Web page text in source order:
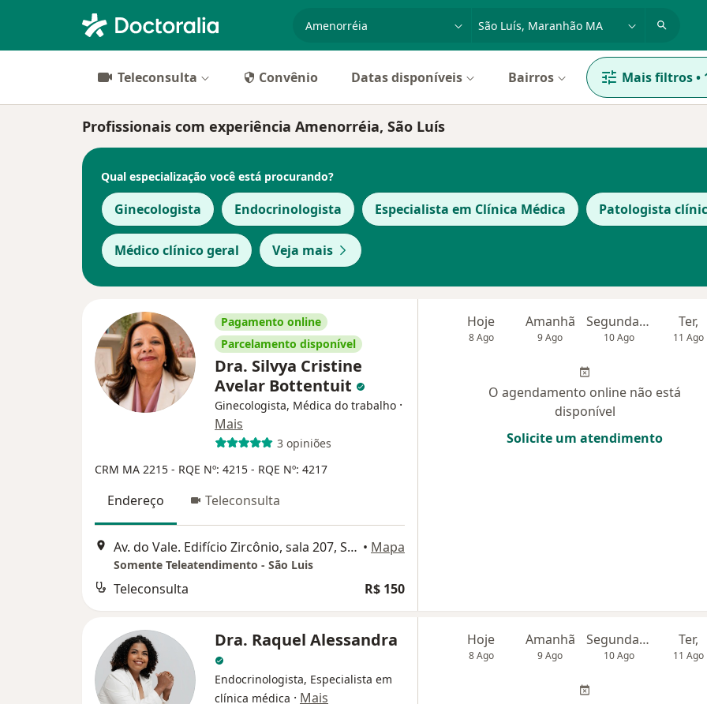
especialidade, doença ou nomecidade ou região
Teleconsulta Convênio Datas disponíveis Bairros Mais filtros•
Profissionais com experiência Amenorréia, São Luís
Qual especialização você está procurando?
Ginecologista Endocrinologista Especialista em Clínica Médica Patologista
Médico clínico geral Veja mais
Pagamento online
Parcelamento disponível
Dra. Silvya Cristine
Avelar Bottentuit
Ginecologista, Médica do trabalho ·
Mais
3 opiniões
CRM MA 2215 - RQE Nº: 4215 - RQE Nº: 4217
Endereço Teleconsulta
Av. do Vale. Edifício Zircônio, sala 207, São Luís • Mapa
Somente Teleatendimento - São Luis
Teleconsulta R$ 150
Hoje
8 Ago
Amanhã
9 Ago
Segunda-feira
10 Ago
Ter,
11 Ago
O agendamento online não está
disponível
Solicite um atendimento
Dra. Raquel Alessandra
Endocrinologista, Especialista em
clínica médica · Mais
Hoje
8 Ago
Amanhã
9 Ago
Segunda-feira
10 Ago
Ter,
11 Ago